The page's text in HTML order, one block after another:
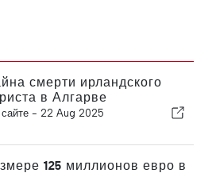
смерти ирландского
в Алгарве
- 22 Aug 2025
125 миллионов евро в